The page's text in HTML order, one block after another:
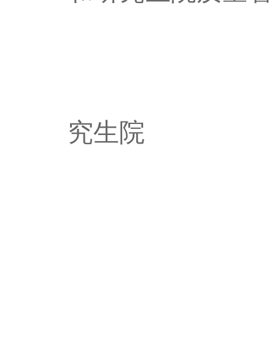
究生院